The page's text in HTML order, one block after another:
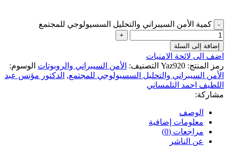
كمية الأمن السيبراني والتحليل السسيولوجي للمجتمع
إضافة إلى السلة
اضف الى لائحة الامنيات
رمز المنتج: Yaz920 التصنيف: الأمن السيبراني والروبوتات الوسوم:
الأمن السيبراني والتحليل السسيولوجي للمجتمع, الدكتور مؤنس عبد
اللطيف احمد التلمساني
مشاركة:
الوصف
معلومات إضافية
مراجعات (0)
عن الناشر